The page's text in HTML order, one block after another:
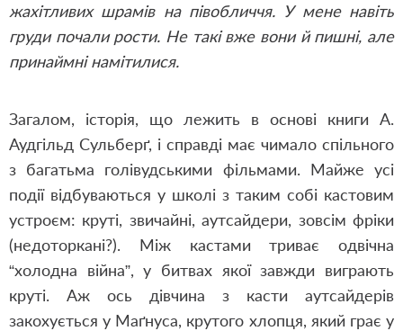
жахітливих шрамів на півобличчя. У мене навіть
груди почали рости. Не такі вже вони й пишні, але
принаймні намітилися.
Загалом, історія, що лежить в основі книги А.
Аудгільд Сульберґ, і справді має чимало спільного
з багатьма голівудськими фільмами. Майже усі
події відбуваються у школі з таким собі кастовим
устроєм: круті, звичайні, аутсайдери, зовсім фріки
(недоторкані?). Між кастами триває одвічна
“холодна війна”, у битвах якої завжди виграють
круті. Аж ось дівчина з касти аутсайдерів
закохується у Маґнуса, крутого хлопця, який грає у